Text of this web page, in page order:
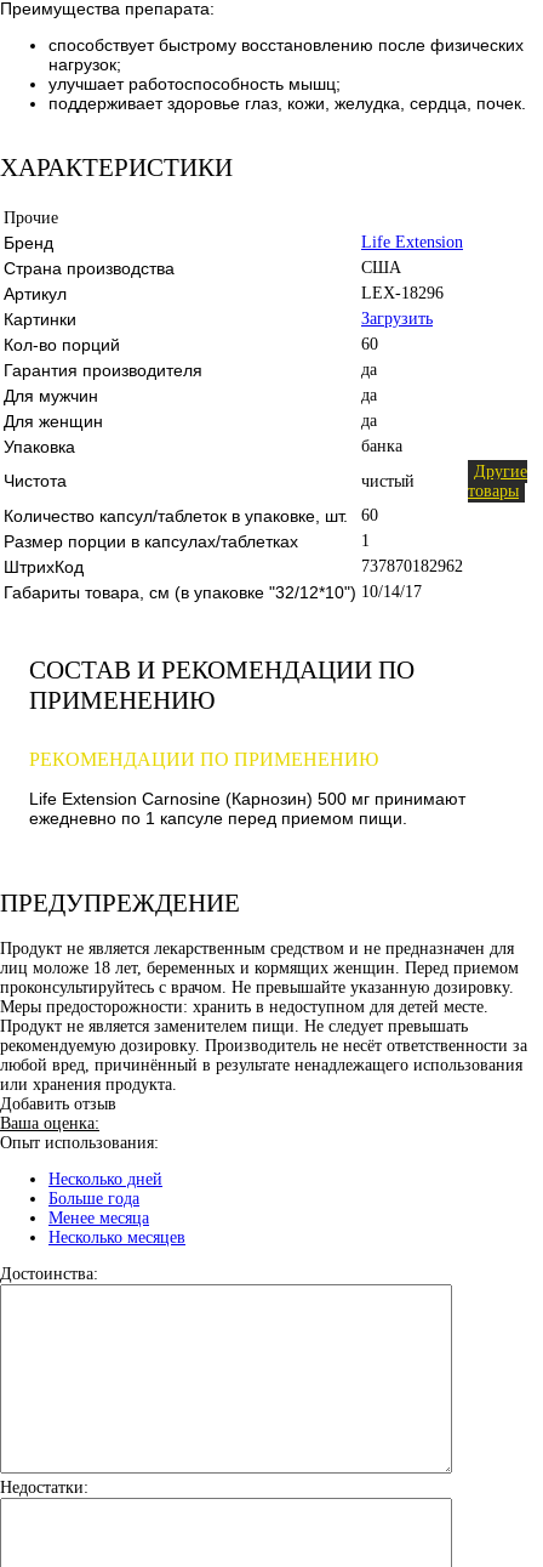
Преимущества препарата:
способствует быстрому восстановлению после физических
нагрузок;
улучшает работоспособность мышц;
поддерживает здоровье глаз, кожи, желудка, сердца, почек.
ХАРАКТЕРИСТИКИ
Прочие
Бренд Life Extension
Страна производства США
Артикул LEX-18296
Картинки Загрузить
Кол-во порций 60
Гарантия производителя да
Для мужчин да
Для женщин да
Упаковка банка
Чистота чистый
Другие
товары
Количество капсул/таблеток в упаковке, шт. 60
Размер порции в капсулах/таблетках 1
ШтрихКод 737870182962
Габариты товара, см (в упаковке "32/12*10") 10/14/17
СОСТАВ И РЕКОМЕНДАЦИИ ПО
ПРИМЕНЕНИЮ
РЕКОМЕНДАЦИИ ПО ПРИМЕНЕНИЮ
Life Extension Carnosine (Карнозин) 500 мг принимают
ежедневно по 1 капсуле перед приемом пищи.
ПРЕДУПРЕЖДЕНИЕ
Продукт не является лекарственным средством и не предназначен для
лиц моложе 18 лет, беременных и кормящих женщин. Перед приемом
проконсультируйтесь с врачом. Не превышайте указанную дозировку.
Меры предосторожности: хранить в недоступном для детей месте.
Продукт не является заменителем пищи. Не следует превышать
рекомендуемую дозировку. Производитель не несёт ответственности за
любой вред, причинённый в результате ненадлежащего использования
или хранения продукта.
Добавить отзыв
Ваша оценка:
Опыт использования:
Несколько дней
Больше года
Менее месяца
Несколько месяцев
Достоинства:
Недостатки: